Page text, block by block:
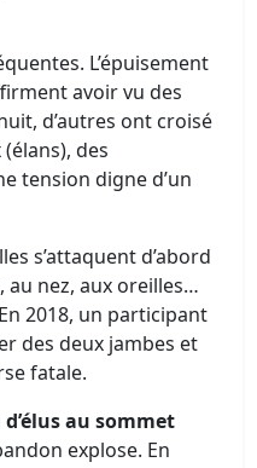
L’épuisement
avoir vu des
d’autres ont croisé
des
tension digne d’un
s’attaquent d’abord
au nez, aux oreilles…
2018, un participant
des deux jambes et
fatale.
au sommet
explose. En